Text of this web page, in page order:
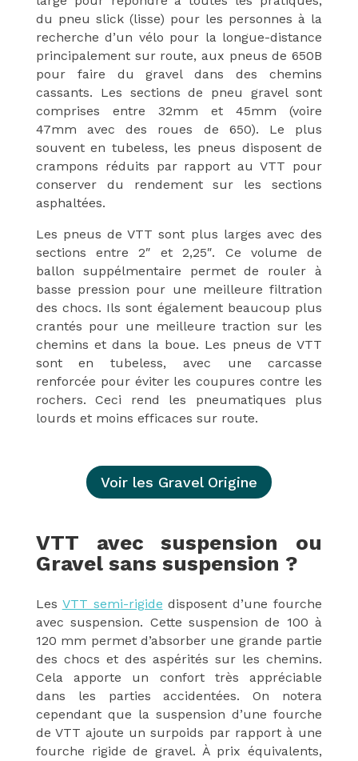
du pneu slick (lisse) pour les personnes à la
recherche d’un vélo pour la longue-distance
principalement sur route, aux pneus de 650B
pour faire du gravel dans des chemins
cassants. Les sections de pneu gravel sont
comprises entre 32mm et 45mm (voire
47mm avec des roues de 650). Le plus
souvent en tubeless, les pneus disposent de
crampons réduits par rapport au VTT pour
conserver du rendement sur les sections
asphaltées.
Les pneus de VTT sont plus larges avec des
sections entre 2″ et 2,25″. Ce volume de
ballon suppélmentaire permet de rouler à
basse pression pour une meilleure filtration
des chocs. Ils sont également beaucoup plus
crantés pour une meilleure traction sur les
chemins et dans la boue. Les pneus de VTT
sont en tubeless, avec une carcasse
renforcée pour éviter les coupures contre les
rochers. Ceci rend les pneumatiques plus
lourds et moins efficaces sur route.
Voir les Gravel Origine
VTT avec suspension ou
Gravel sans suspension ?
Les VTT semi-rigide disposent d’une fourche
avec suspension. Cette suspension de 100 à
120 mm permet d’absorber une grande partie
des chocs et des aspérités sur les chemins.
Cela apporte un confort très appréciable
dans les parties accidentées. On notera
cependant que la suspension d’une fourche
de VTT ajoute un surpoids par rapport à une
fourche rigide de gravel. À prix équivalents,